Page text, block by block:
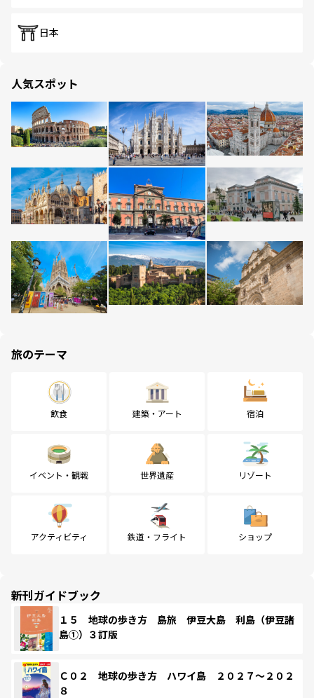
日本
人気スポット
旅のテーマ
飲食 建築・アート 宿泊
イベント・観戦 世界遺産 リゾート
アクティビティ 鉄道・フライト ショップ
新刊ガイドブック
１５ 地球の歩き方 島旅 伊豆大島 利島（伊豆諸
島①）３訂版
Ｃ０２ 地球の歩き方 ハワイ島 ２０２７～２０２
８